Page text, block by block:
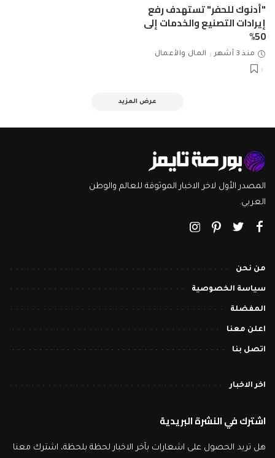
"أدنوك للحفر" تستهدف رفع
إيرادات التصنيع والخدمات إلى
50%
منذ 3 أشهر المال والأعمال
عرض المزيد
المصدر الأول لاخر الاخبار الموثوقة للعالم والوطن
العربي.
من نحن
سياسة الخصوصية
المفضلة
اعلن معنا
اتصل بنا
اخر الاخبار
اشترك في النشرة البريدية
هل تريد الحصول على اشعارات بآخر الاخبار لحظة بلحظة، اشترك معنا